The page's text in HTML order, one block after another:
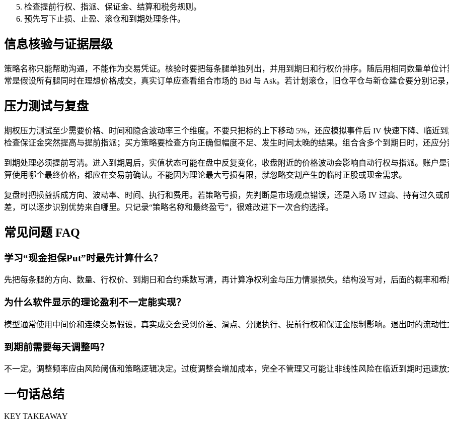
检查提前行权、指派、保证金、结算和税务规则。
预先写下止损、止盈、滚仓和到期处理条件。
信息核验与证据层级
策略名称只能帮助沟通，不能作为交易凭证。核验时要把每条腿单独列出，并用到期日和行权价排序。随后用相同数量单位计
常是假设所有腿同时在理想价格成交，真实订单应查看组合市场的 Bid 与 Ask。若计划滚仓，旧仓平仓与新仓建仓要分别记录
压力测试与复盘
期权压力测试至少需要价格、时间和隐含波动率三个维度。不要只把标的上下移动 5%，还应模拟事件后 IV 快速下降、临近
检查保证金突然提高与提前指派；买方策略要检查方向正确但幅度不足、发生时间太晚的结果。组合含多个到期日时，还应分
到期处理必须提前写清。进入到期周后，实值状态可能在盘中反复变化，收盘附近的价格波动会影响自动行权与指派。账户
算使用哪个最终价格，都应在交易前确认。不能因为理论最大亏损有限，就忽略交割产生的临时正股或现金需求。
复盘时把损益拆成方向、波动率、时间、执行和费用。若策略亏损，先判断是市场观点错误，还是入场 IV 过高、持有过久
差，可以逐步识别优势来自哪里。只记录“策略名称和最终盈亏”，很难改进下一次合约选择。
常见问题 FAQ
学习“现金担保Put”时最先计算什么？
先把每条腿的方向、数量、行权价、到期日和合约乘数写清，再计算净权利金与压力情景损失。结构没写对，后面的概率和希
为什么软件显示的理论盈利不一定能实现？
模型通常使用中间价和连续交易假设，真实成交会受到价差、滑点、分腿执行、提前行权和保证金限制影响。退出时的流动性
到期前需要每天调整吗？
不一定。调整频率应由风险阈值和策略逻辑决定。过度调整会增加成本，完全不管理又可能让非线性风险在临近到期时迅速放
一句话总结
KEY TAKEAWAY